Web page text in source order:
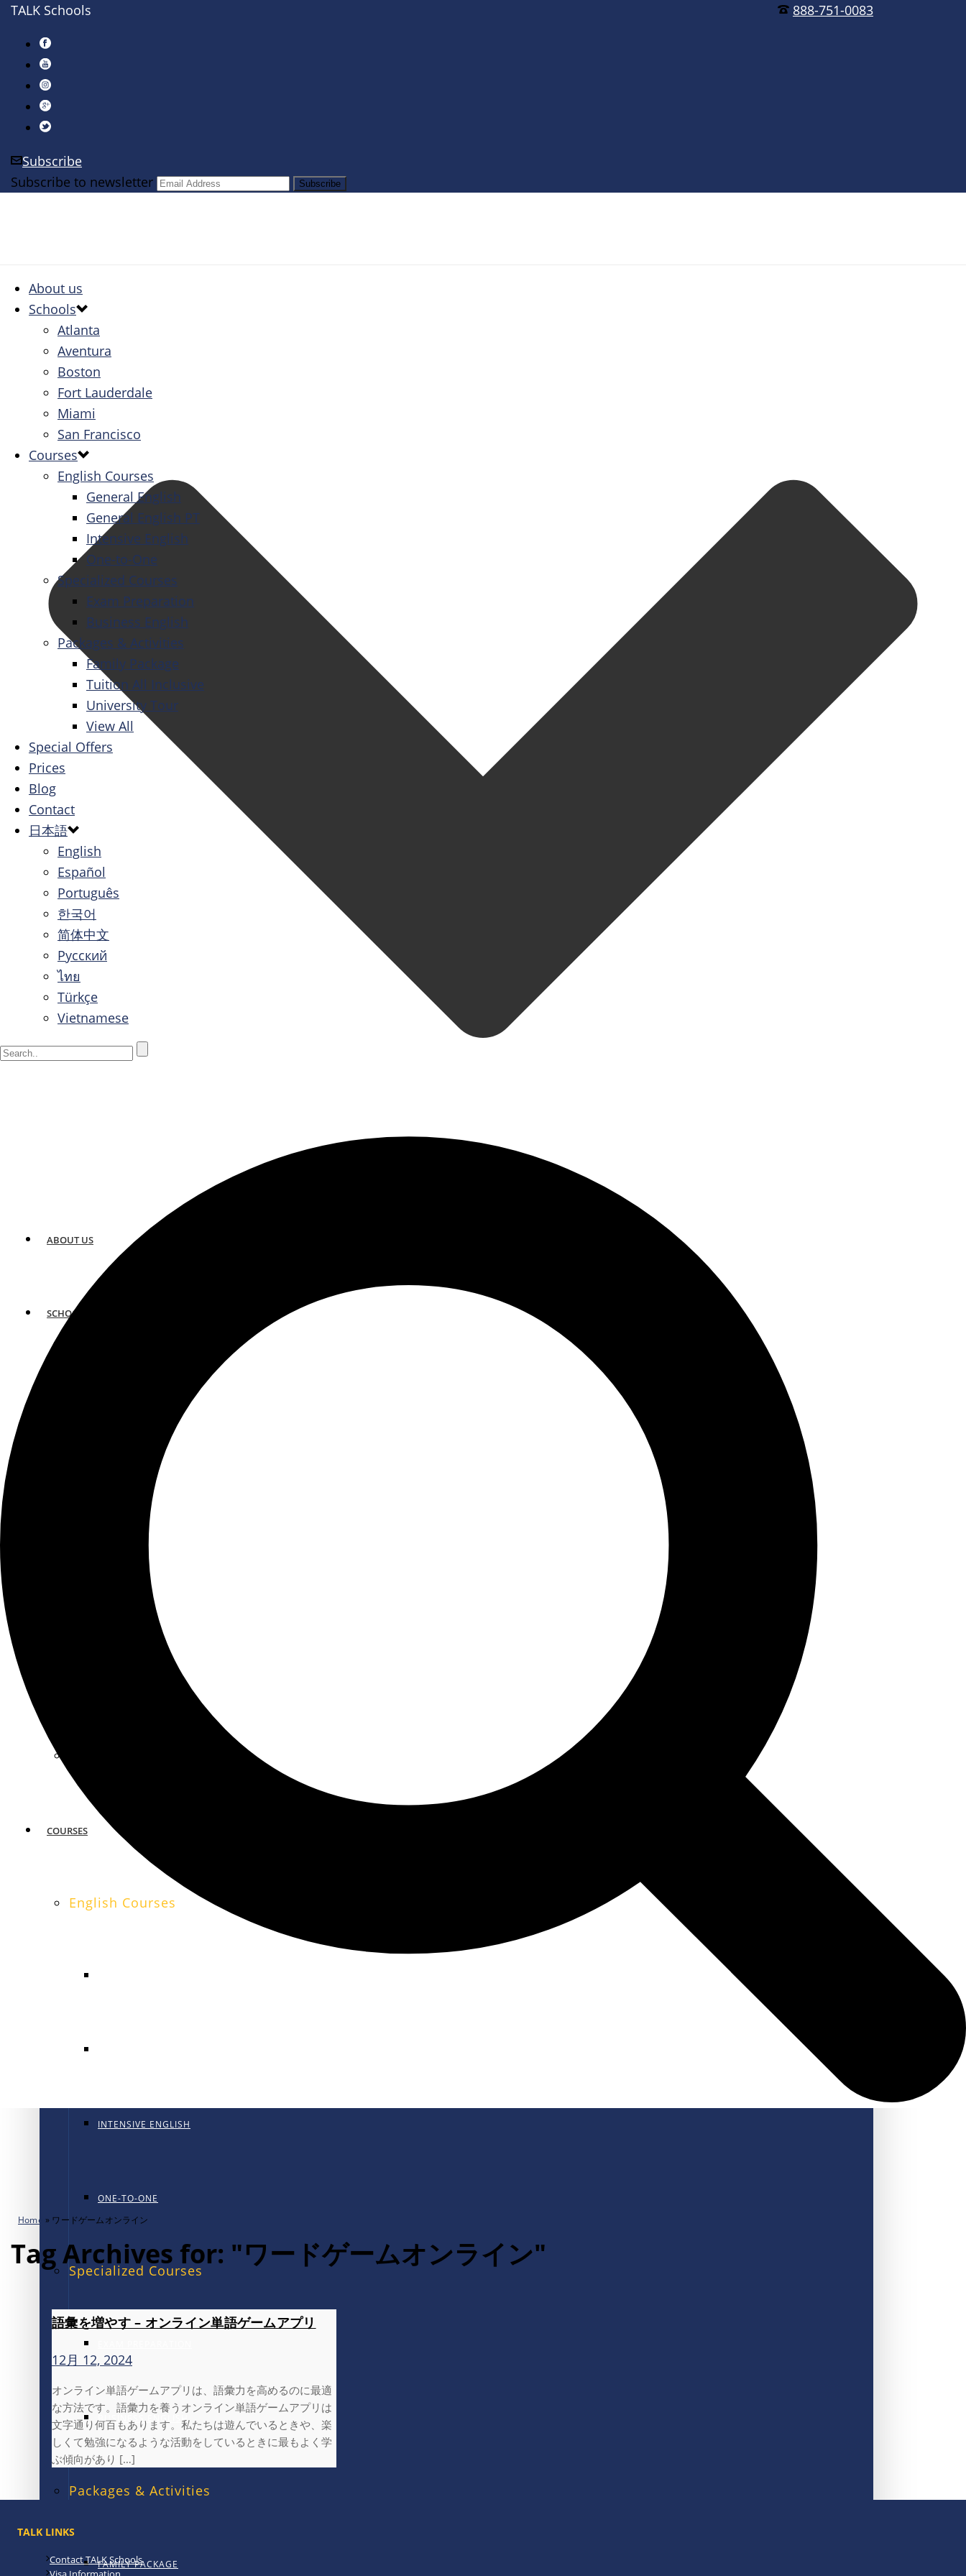
888-751-0083
TALK Schools
Subscribe
Subscribe to newsletter
ABOUT US
SCHOOLS
FORT LAUDERDALE
COURSES
English Courses
INTENSIVE ENGLISH
ONE-TO-ONE
Specialized Courses
BUSINESS ENGLISH
Packages & Activities
FAMILY PACKAGE
About us
Schools
Atlanta
Aventura
Boston
Fort Lauderdale
Miami
San Francisco
Courses
English Courses
General English
General English PT
Intensive English
One-to-One
Specialized Courses
Exam Preparation
Business English
Packages & Activities
Family Package
Tuition All Inclusive
University Tour
View All
Special Offers
Prices
Blog
Contact
日本語
English
Español
Português
한국어
简体中文
Русский
ไทย
Türkçe
Vietnamese
Home » ワードゲームオンライン
Tag Archives for: "ワードゲームオンライン"
語彙を増やす – オンライン単語ゲームアプリ
12月 12, 2024
オンライン単語ゲームアプリは、語彙力を高めるのに最適
な方法です。語彙力を養うオンライン単語ゲームアプリは
文字通り何百もあります。私たちは遊んでいるときや、楽
しくて勉強になるような活動をしているときに最もよく学
ぶ傾向があり […]
TALK LINKS
Contact TALK Schools